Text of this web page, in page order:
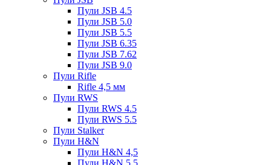
Пули JSB 4.5
Пули JSB 5.0
Пули JSB 5.5
Пули JSB 6.35
Пули JSB 7.62
Пули JSB 9.0
Пули Rifle
Rifle 4,5 мм
Пули RWS
Пули RWS 4.5
Пули RWS 5.5
Пули Stalker
Пули H&N
Пули H&N 4,5
Пули H&N 5,5